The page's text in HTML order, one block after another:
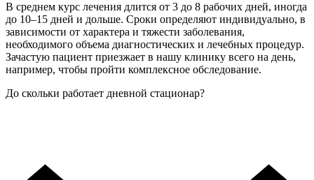
В среднем курс лечения длится от 3 до 8 рабочих дней, иногда
до 10–15 дней и дольше. Сроки определяют индивидуально, в
зависимости от характера и тяжести заболевания,
необходимого объема диагностических и лечебных процедур.
Зачастую пациент приезжает в нашу клинику всего на день,
например, чтобы пройти комплексное обследование.
До скольки работает дневной стационар?